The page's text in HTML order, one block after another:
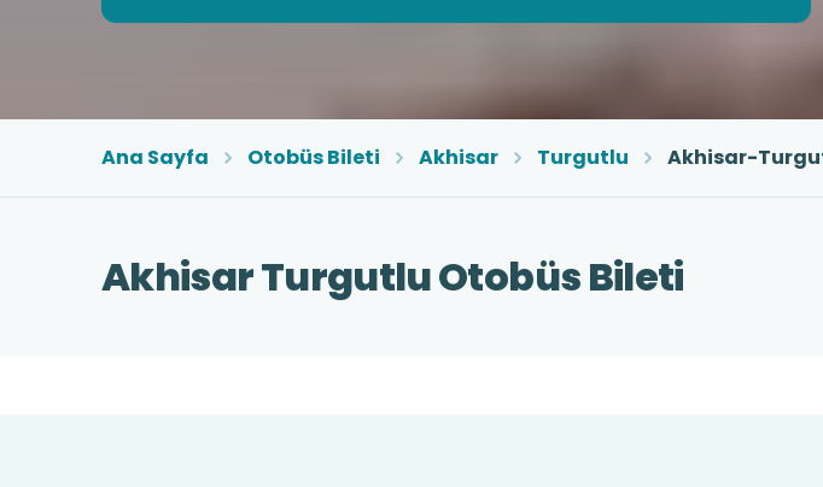
Ana Sayfa Otobüs Bileti Akhisar Turgutlu Akhisar-
Akhisar Turgutlu Otobüs Bileti